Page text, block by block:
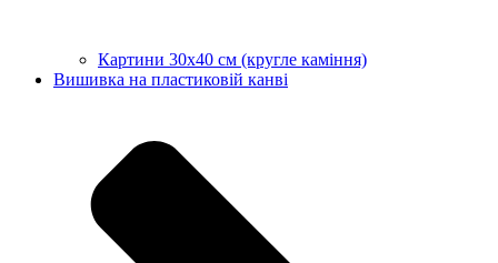
Картини 30х40 см (кругле каміння)
Вишивка на пластиковій канві